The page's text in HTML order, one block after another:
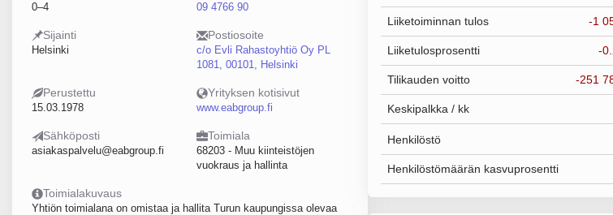
0–4 09 4766 90
Sijainti
Helsinki
Postiosoite
c/o Evli Rahastoyhtiö Oy PL
1081, 00101, Helsinki
Perustettu
15.03.1978
Yrityksen kotisivut
www.eabgroup.fi
Sähköposti
asiakaspalvelu@eabgroup.fi
Toimiala
68203 - Muu kiinteistöjen
vuokraus ja hallinta
Toimialakuvaus
Yhtiön toimialana on omistaa ja hallita Turun kaupungissa olevaa
Liiketoiminnan tulos -1
Liiketulosprosentti -
Tilikauden voitto -251
Keskipalkka / kk
Henkilöstö
Henkilöstömäärän kasvuprosentti